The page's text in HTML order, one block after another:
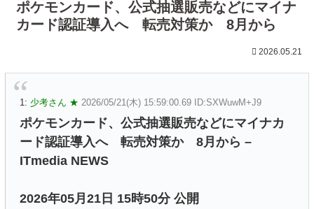
ポケモンカード、公式抽選販売などにマイナ
カード認証導入へ 転売対策か 8月から
2026.05.21
1: 少考さん ★ 2026/05/21(木) 15:59:00.69 ID:SXWuwM+J9
ポケモンカード、公式抽選販売などにマイナカ
ード認証導入へ 転売対策か 8月から –
ITmedia NEWS
2026年05月21日 15時50分 公開